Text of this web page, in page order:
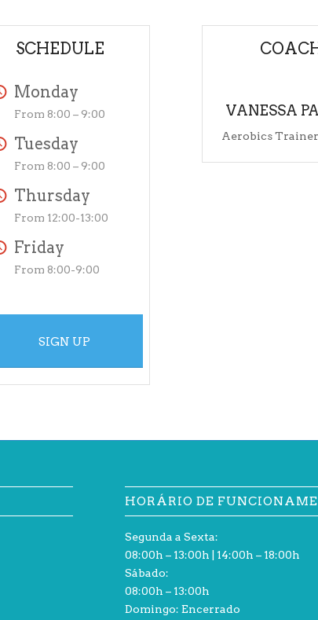
SCHEDULE
Monday
From 8:00 – 9:00
Tuesday
From 8:00 – 9:00
Thursday
From 12:00-13:00
Friday
From 8:00-9:00
SIGN UP
VANESSA
Aerobics
HORÁRIO DE
Segunda a Sexta:
08:00h – 13:00h | 14:00h – 18:00h
Sábado:
08:00h – 13:00h
Domingo: Encerrado